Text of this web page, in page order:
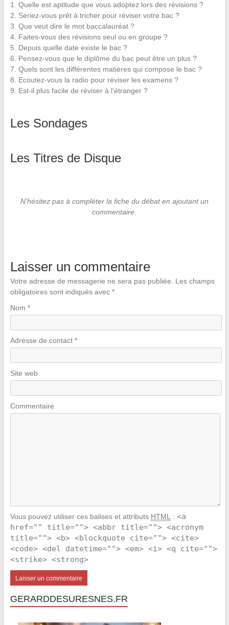
1. Quelle est aptitude que vous adoptez lors des révisions ?
2. Seriez-vous prêt à tricher pour réviser votre bac ?
3. Que veut dire le mot baccalauréat ?
4. Faites-vous des révisions seul ou en groupe ?
5. Depuis quelle date existe le bac ?
6. Pensez-vous que le diplôme du bac peut être un plus ?
7. Quels sont les différentes matières qui compose le bac ?
8. Ecoutez-vous la radio pour réviser les examens ?
9. Est-il plus facile de réviser à l’étranger ?
Les Sondages
Les Titres de Disque
N’hésitez pas à compléter la fiche du débat en ajoutant un
commentaire.
Laisser un commentaire
Votre adresse de messagerie ne sera pas publiée.
Les champs
obligatoires sont indiqués avec *
Nom *
Adresse de contact *
Site web
Commentaire
Vous pouvez utiliser ces balises et attributs HTML : <a
href="" title=""> <abbr title=""> <acronym
title=""> <b> <blockquote cite=""> <cite>
<code> <del datetime=""> <em> <i> <q cite="">
<strike> <strong>
GERARDDESURESNES.FR